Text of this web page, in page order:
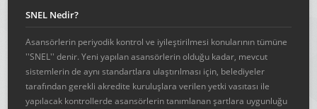
SNEL Nedir?
Asansörlerin periyodik kontrol ve iyileştirilmesi konularının tümüne
''SNEL'' denir. Yeni yapılan asansörlerin olduğu kadar, mevcut
sistemlerin de aynı standartlara ulaştırılması için, belediyeler
tarafından gerekli akredite kuruluşlara verilen yetki vasıtası ile
yapılacak kontrollerde asansörlerin tanımlanan şartlara uygunluğu